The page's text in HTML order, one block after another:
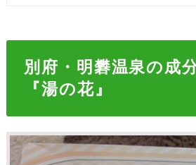
別府・明礬温泉の成
『湯の花』